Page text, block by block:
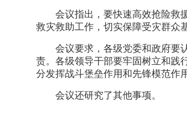
会议指出，要快速高效抢险救
救灾救助工作，切实保障受灾群众
会议要求，各级党委和政府要
责。各级领导干部要牢固树立和践
分发挥战斗堡垒作用和先锋模范作
会议还研究了其他事项。